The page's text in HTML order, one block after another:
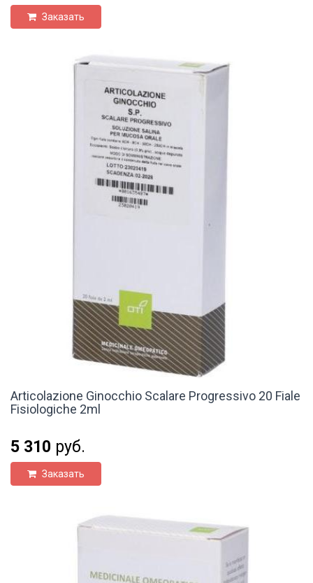
Заказать
Articolazione Ginocchio Scalare Progressivo 20 Fiale
Fisiologiche 2ml
5 310 руб.
Заказать